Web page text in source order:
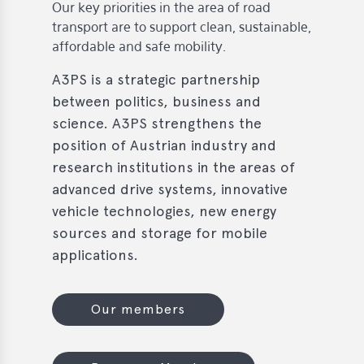
Our key priorities in the area of road
transport are to support clean, sustainable,
affordable and safe mobility.
A3PS is a strategic partnership
between politics, business and
science. A3PS strengthens the
position of Austrian industry and
research institutions in the areas of
advanced drive systems, innovative
vehicle technologies, new energy
sources and storage for mobile
applications.
Our members